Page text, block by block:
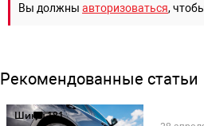
Вы должны авторизоваться,
Рекомендованные статьи
Шины181